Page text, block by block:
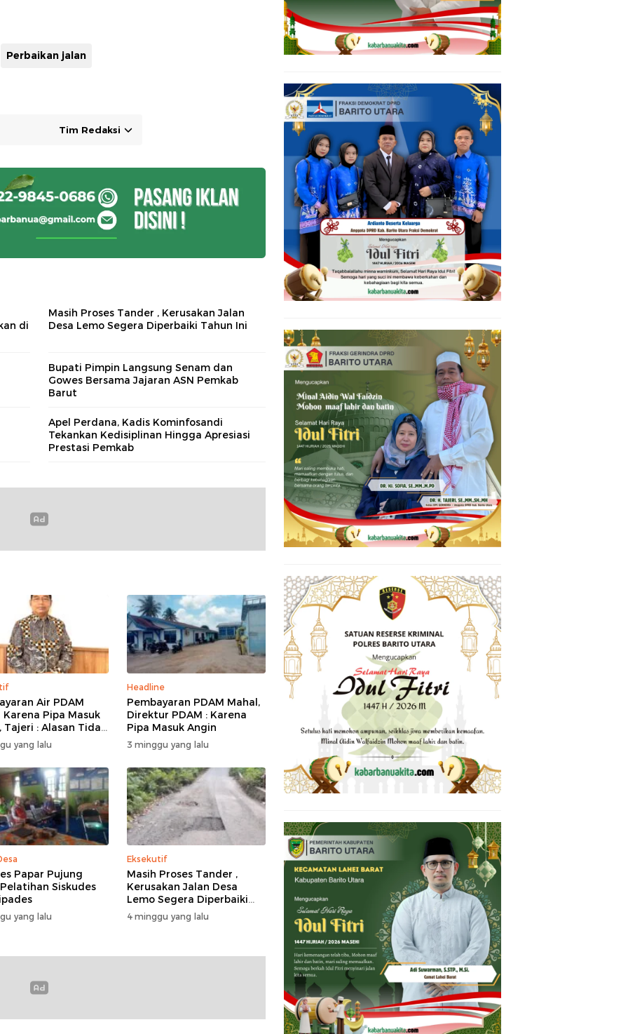
Perbaikan jalan
Tim Redaksi
di
Masih Proses Tander , Kerusakan Jalan
Desa Lemo Segera Diperbaiki Tahun Ini
Bupati Pimpin Langsung Senam dan
Gowes Bersama Jajaran ASN Pemkab
Barut
Apel Perdana, Kadis Kominfosandi
Tekankan Kedisiplinan Hingga Apresiasi
Prestasi Pemkab
Air PDAM
Karena Pipa Masuk
Tajeri : Alasan Tidak
Akal
yang lalu
Headline
Pembayaran PDAM Mahal,
Direktur PDAM : Karena
Pipa Masuk Angin
3 minggu yang lalu
Papar Pujung
Siskudes
yang lalu
Eksekutif
Masih Proses Tander ,
Kerusakan Jalan Desa
Lemo Segera Diperbaiki
Tahun Ini
4 minggu yang lalu